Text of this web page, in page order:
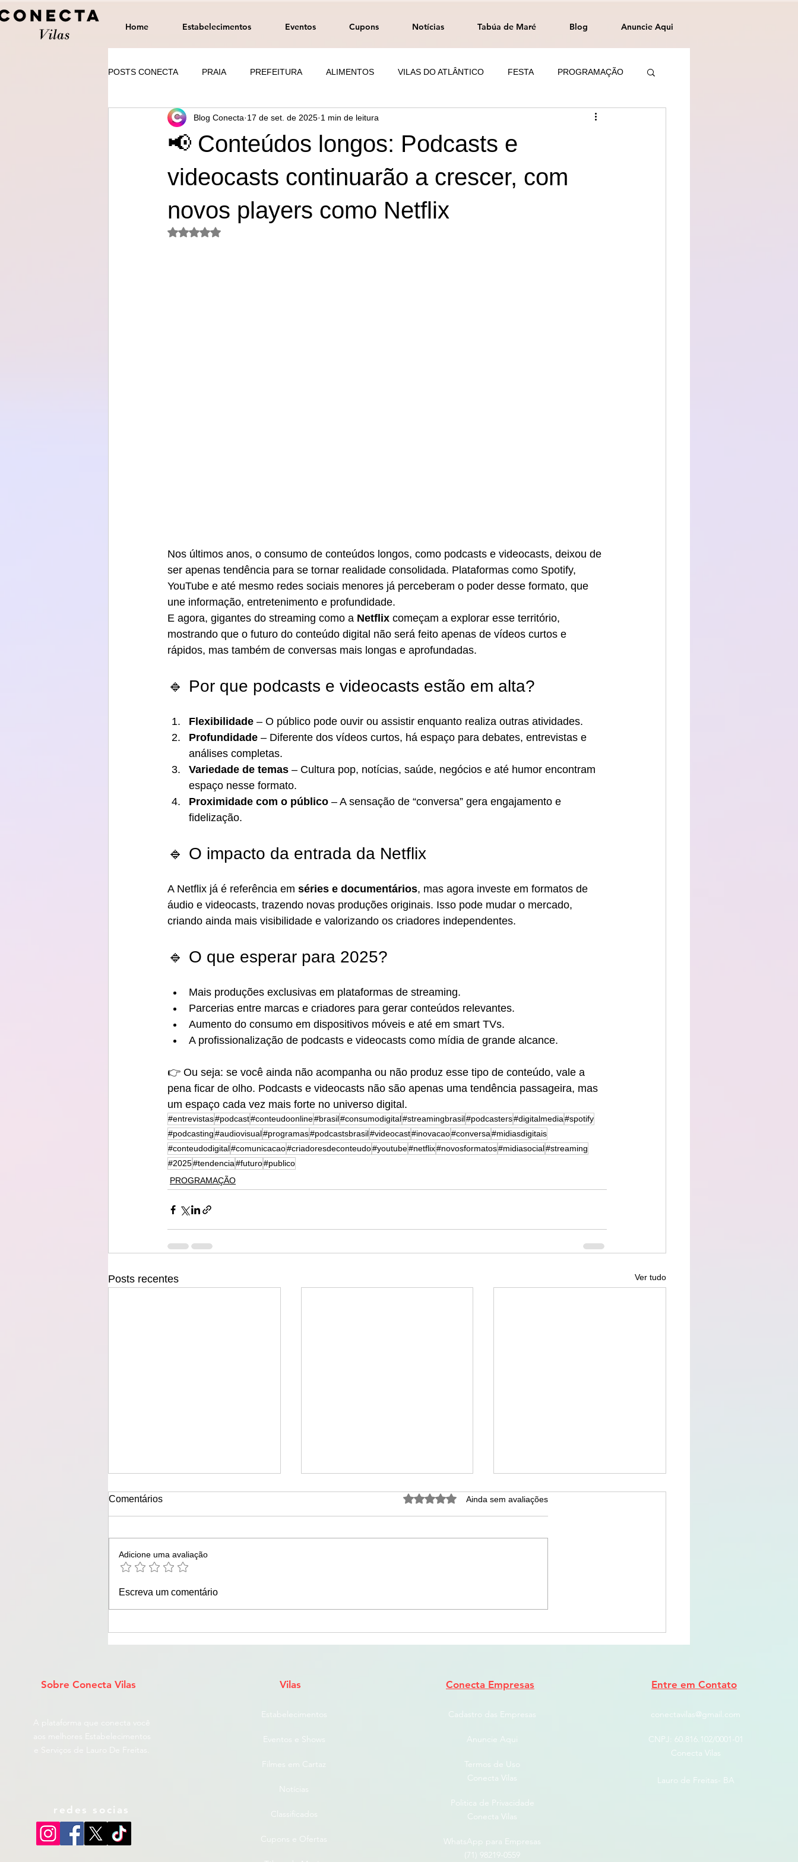
Home Estabelecimentos Eventos Cupons Notícias Tabúa de Maré Blog Anuncie Aqui
POSTS CONECTA PRAIA PREFEITURA ALIMENTOS VILAS DO ATLÂNTICO FESTA PROGRAMAÇÃO
TRATAMENTOS CASA EDUCAÇÃO BRASIL
📢 Conteúdos longos: Podcasts e
videocasts continuarão a crescer, com
novos players como Netflix
Blog Conecta 17 de set. de 2025 1 min de leitura
Avaliado com NaN de 5 estrelas.
Nos últimos anos, o consumo de conteúdos longos, como podcasts e videocasts, deixou de
ser apenas tendência para se tornar realidade consolidada. Plataformas como Spotify,
YouTube e até mesmo redes sociais menores já perceberam o poder desse formato, que
une informação, entretenimento e profundidade.
E agora, gigantes do streaming como a Netflix começam a explorar esse território,
mostrando que o futuro do conteúdo digital não será feito apenas de vídeos curtos e
rápidos, mas também de conversas mais longas e aprofundadas.
🔹 Por que podcasts e videocasts estão em alta?
Flexibilidade – O público pode ouvir ou assistir enquanto realiza outras atividades.
Profundidade – Diferente dos vídeos curtos, há espaço para debates, entrevistas e
análises completas.
Variedade de temas – Cultura pop, notícias, saúde, negócios e até humor encontram
espaço nesse formato.
Proximidade com o público – A sensação de “conversa” gera engajamento e
fidelização.
🔹 O impacto da entrada da Netflix
A Netflix já é referência em séries e documentários, mas agora investe em formatos de
áudio e videocasts, trazendo novas produções originais. Isso pode mudar o mercado,
criando ainda mais visibilidade e valorizando os criadores independentes.
🔹 O que esperar para 2025?
Mais produções exclusivas em plataformas de streaming.
Parcerias entre marcas e criadores para gerar conteúdos relevantes.
Aumento do consumo em dispositivos móveis e até em smart TVs.
A profissionalização de podcasts e videocasts como mídia de grande alcance.
👉 Ou seja: se você ainda não acompanha ou não produz esse tipo de conteúdo, vale a
pena ficar de olho. Podcasts e videocasts não são apenas uma tendência passageira, mas
um espaço cada vez mais forte no universo digital.
#entrevistas#podcast#conteudoonline#brasil#consumodigital#streamingbrasil#podcasters#digitalmedia#spotify
#podcasting#audiovisual#programas#podcastsbrasil#videocast#inovacao#conversa#midiasdigitais
#conteudodigital#comunicacao#criadoresdeconteudo#youtube#netflix#novosformatos#midiasocial#streaming
#2025#tendencia#futuro#publico
PROGRAMAÇÃO
Posts recentes Ver tudo
Verão em Vilas do Atlântico
Comentários Avaliado com 0 de 5 estrelas.
Ainda sem avaliações
Adicione uma avaliação
Escreva um comentário
Sobre Conecta Vilas
A plataforma que conecta você
aos melhores Estabelecimentos
e Serviços de Lauro De Freitas.
redes socias
Vilas
Estabelecimentos
Eventos e Shows
Filmes em Cartaz
Notícias
Classificados
Cupons e Ofertas
Conecta Empresas
Cadastro das Empresas
Anuncie Aqui
Termos de Uso
Conecta Vilas
Politica de Privacidade
Conecta Vilas
WhatsApp para Empresas
(71) 98219-0559
Entre em Contato
conectavilas@gmail.com
CNPJ: ​60.816.102/0001-01
Conecta Vilas
Lauro de Freitas- BA